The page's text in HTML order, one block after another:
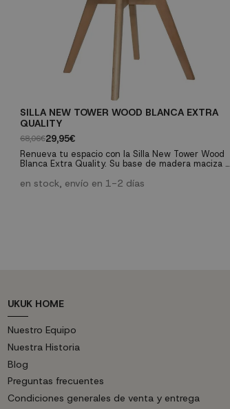
SILLA NEW TOWER WOOD BLANCA EXTRA
QUALITY
68,06€29,95€
Renueva tu espacio con la Silla New Tower Wood
Blanca Extra Quality. Su base de madera maciza y
ofrecen durabilidad y confort excepcionales, es
en stock, envío en 1-2 días
UKUK HOME
Nuestro Equipo
Nuestra Historia
Blog
Preguntas frecuentes
Condiciones generales de venta y entrega